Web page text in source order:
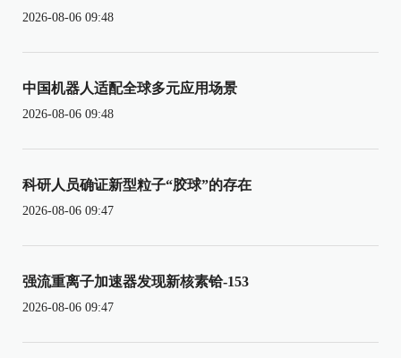
2026-08-06 09:48
中国机器人适配全球多元应用场景
2026-08-06 09:48
科研人员确证新型粒子“胶球”的存在
2026-08-06 09:47
强流重离子加速器发现新核素铪-153
2026-08-06 09:47